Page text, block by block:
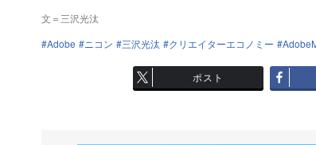
文＝三沢光汰
Adobe
ニコン 三沢光汰 クリエイターエコノミー
ポスト